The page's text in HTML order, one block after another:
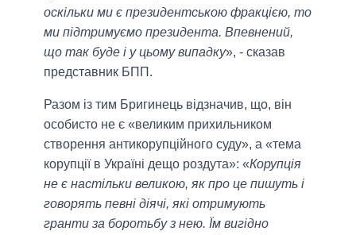
оскільки ми є президентською фракцією, то
ми підтримуємо президента. Впевнений,
що так буде і у цьому випадку», - сказав
представник БПП.
Разом із тим Бригинець відзначив, що, він
особисто не є «великим прихильником
створення антикорупційного суду», а «тема
корупції в Україні дещо роздута»: «Корупція
не є настільки великою, як про це пишуть і
говорять певні діячі, які отримують
гранти за боротьбу з нею. Їм вигідно